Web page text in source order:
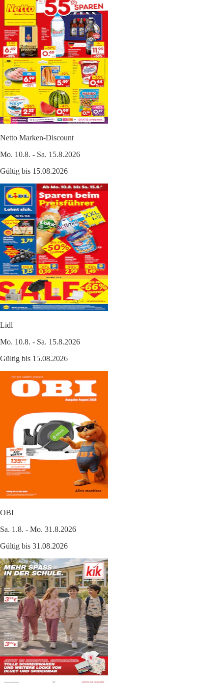
Netto Marken-Discount
Mo. 10.8. - Sa. 15.8.2026
Gültig bis 15.08.2026
Lidl
Mo. 10.8. - Sa. 15.8.2026
Gültig bis 15.08.2026
OBI
Sa. 1.8. - Mo. 31.8.2026
Gültig bis 31.08.2026